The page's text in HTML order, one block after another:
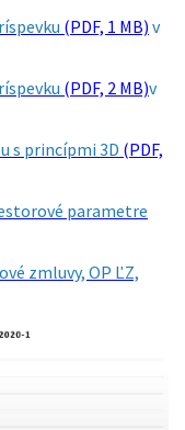
(PDF, 1 MB) v
(PDF, 2 MB)v
s princípmi 3D (PDF,
parametre
zmluvy, OP ĽZ,